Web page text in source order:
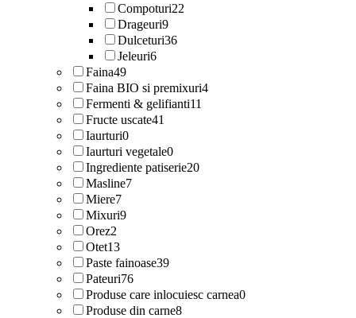
Compoturi22
Drageuri9
Dulceturi36
Jeleuri6
Faina49
Faina BIO si premixuri4
Fermenti & gelifianti11
Fructe uscate41
Iaurturi0
Iaurturi vegetale0
Ingrediente patiserie20
Masline7
Miere7
Mixuri9
Orez2
Otet13
Paste fainoase39
Pateuri76
Produse care inlocuiesc carnea0
Produse din carne8